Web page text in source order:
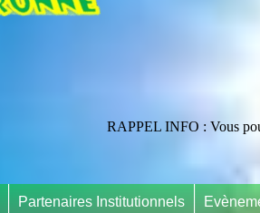
RAPPEL INFO : Vous pouvez nous
Partenaires Institutionnels